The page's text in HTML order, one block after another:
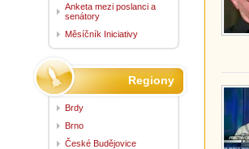
Anketa mezi poslanci a
senátory
Měsíčník Iniciativy
Regiony
Brdy
Brno
České Budějovice